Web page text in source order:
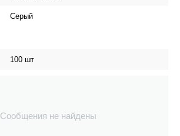
Серый
100 шт
Сообщения не найдены